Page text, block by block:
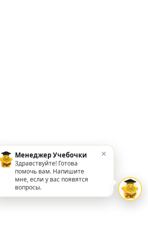
Менеджер Учебочки
Здравствуйте! Готова
помочь вам. Напишите
мне, если у вас появятся
вопросы.
×